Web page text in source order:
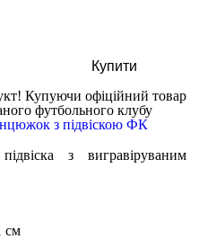
Купити
Купуючи офіційний товар
футбольного клубу
з вигравіруваним
см